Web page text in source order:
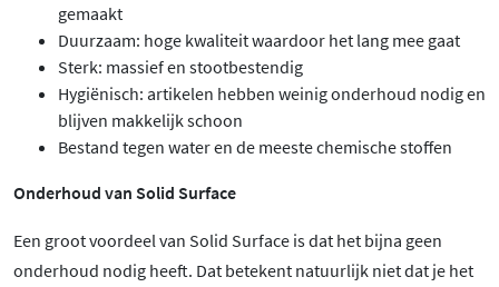
gemaakt
Duurzaam: hoge kwaliteit waardoor het lang mee gaat
Sterk: massief en stootbestendig
Hygiënisch: artikelen hebben weinig onderhoud nodig en
blijven makkelijk schoon
Bestand tegen water en de meeste chemische stoffen
Onderhoud van Solid Surface
Een groot voordeel van Solid Surface is dat het bijna geen
onderhoud nodig heeft. Dat betekent natuurlijk niet dat je het